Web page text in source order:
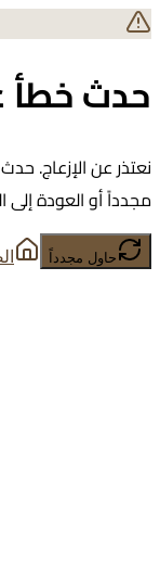
حدث خطأ
نعتذر عن الإزعاج.
مجدداً أو العودة إلى
حاول مجدداً